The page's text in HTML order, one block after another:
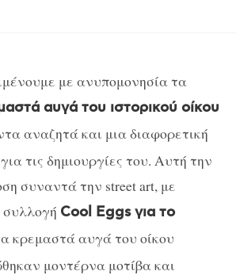
με ανυπομονησία τα
αυγά του ιστορικού οίκου
αναζητά και μια διαφορετική
τις δημιουργίες του. Αυτή την
συναντά την street art, με
Cool Eggs για το
κρεμαστά αυγά του οίκου
μοντέρνα μοτίβα και